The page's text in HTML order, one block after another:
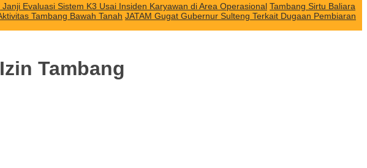
Evaluasi Sistem K3 Usai Insiden Karyawan di Area Operasional Tambang Sirtu Baliara
Tambang Bawah Tanah JATAM Gugat Gubernur Sulteng Terkait Dugaan Pembiaran
Tambang